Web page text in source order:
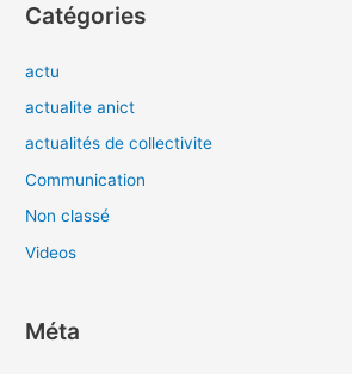
Catégories
actu
actualite anict
actualités de collectivite
Communication
Non classé
Videos
Méta